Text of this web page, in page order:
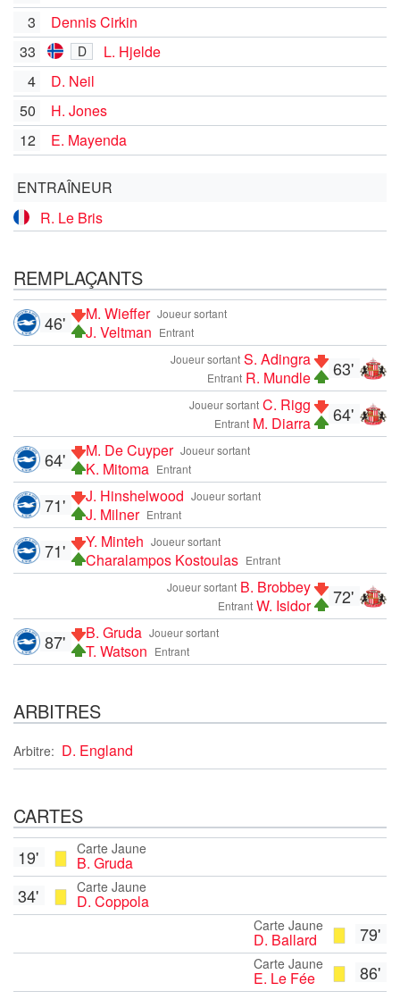
3
Dennis Cirkin
33
D
L. Hjelde
4
D. Neil
50
H. Jones
12
E. Mayenda
ENTRAÎNEUR
R. Le Bris
REMPLAÇANTS
Joueur sortant
M. Wieffer
Entrant
J. Veltman
46'
63'
Joueur sortant S. Adingra
Entrant R. Mundle
64'
Joueur sortant C. Rigg
Entrant M. Diarra
Joueur sortant
M. De Cuyper
Entrant
K. Mitoma
64'
Joueur sortant
J. Hinshelwood
Entrant
J. Milner
71'
Joueur sortant
Y. Minteh
Entrant
Charalampos Kostoulas
71'
72'
Joueur sortant B. Brobbey
Entrant W. Isidor
Joueur sortant
B. Gruda
Entrant
T. Watson
87'
ARBITRES
Arbitre: D. England
CARTES
Carte Jaune
B. Gruda
19'
Carte Jaune
D. Coppola
34'
79'
Carte Jaune
D. Ballard
86'
Carte Jaune
E. Le Fée